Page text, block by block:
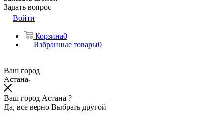
Задать вопрос
Войти
Корзина0
Избранные товары0
Ваш город
Астана
Ваш город Астана ?
Да, все верно Выбрать другой